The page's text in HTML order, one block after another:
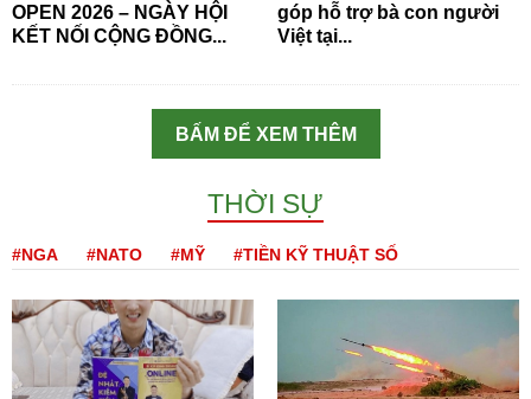
OPEN 2026 – NGÀY HỘI
KẾT NỐI CỘNG ĐỒNG...
góp hỗ trợ bà con người
Việt tại...
BẤM ĐỂ XEM THÊM
THỜI SỰ
#NGA #NATO #MỸ #TIỀN KỸ THUẬT SỐ